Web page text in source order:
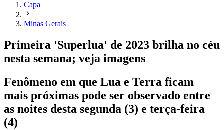
Capa
Minas Gerais
Primeira 'Superlua' de 2023 brilha no céu
nesta semana; veja imagens
Fenômeno em que Lua e Terra ficam
mais próximas pode ser observado entre
as noites desta segunda (3) e terça-feira
(4)